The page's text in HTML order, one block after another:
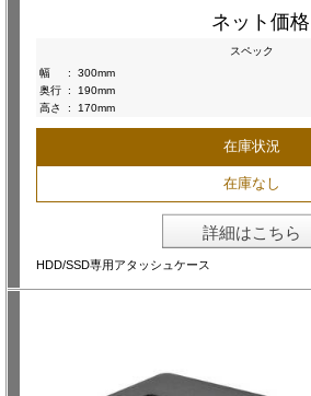
ネット価格
スペック
幅
:
300mm
奥行 :
190mm
高さ
: 170mm
在庫状況
在庫なし
詳細はこちら
HDD/SSD専用アタッシュケース